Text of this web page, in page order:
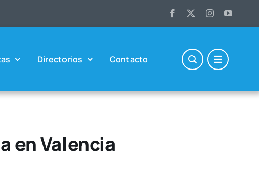
Direc­to­rios Con­tac­to
en Valencia